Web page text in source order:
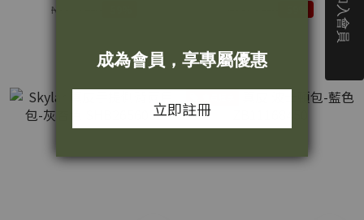
NT$12,980